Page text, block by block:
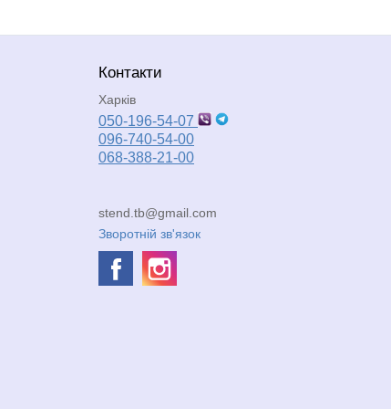
Контакти
Харків
050-196-54-07
096-740-54-00
068-388-21-00
stend.tb@gmail.com
Зворотній зв'язок